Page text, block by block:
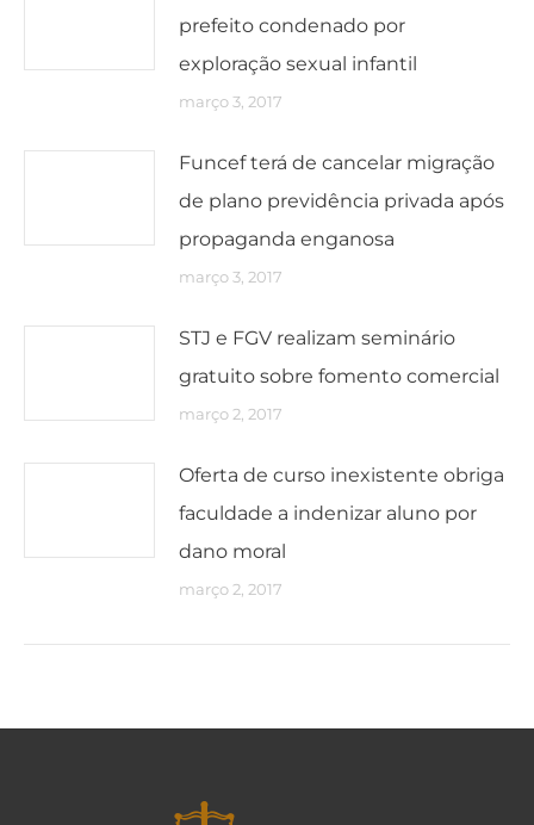
prefeito condenado por
exploração sexual infantil
março 3, 2017
Funcef terá de cancelar migração
de plano previdência privada após
propaganda enganosa
março 3, 2017
STJ e FGV realizam seminário
gratuito sobre fomento comercial
março 2, 2017
Oferta de curso inexistente obriga
faculdade a indenizar aluno por
dano moral
março 2, 2017